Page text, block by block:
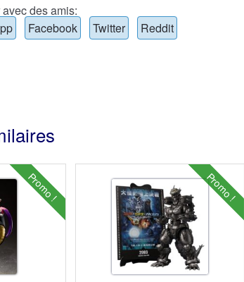
des amis:
Facebook Twitter Reddit
Promo ! Promo !